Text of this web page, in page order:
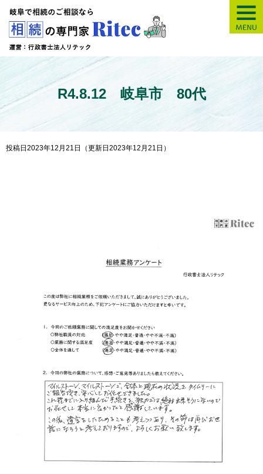
【岐阜】相続の
R4.8.12 岐阜市 80代
投稿日2023年12月21日 （更新日2023年12月21日）